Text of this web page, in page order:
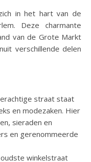
in het hart van de
Deze charmante
van de Grote Markt
verschillende delen
straat staat
en modezaken. Hier
sieraden en
en gerenommeerde
winkelstraat